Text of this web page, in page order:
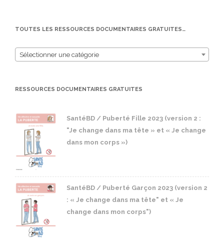
TOUTES LES RESSOURCES DOCUMENTAIRES GRATUITES…
Sélectionner une catégorie
RESSOURCES DOCUMENTAIRES GRATUITES
SantéBD / Puberté Fille 2023 (version 2 :
"Je change dans ma tête » et « Je change
dans mon corps »)
SantéBD / Puberté Garçon 2023 (version 2
: « Je change dans ma tête" et « Je
change dans mon corps")